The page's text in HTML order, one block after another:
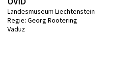
Landesmuseum Liechtenstein
Regie: Georg Rootering
Vaduz